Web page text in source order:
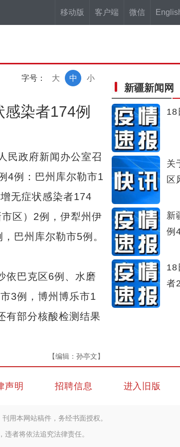
移动版 客户端 微信
字号： 小
中
大
染者174例
政府新闻办公室召
4例：巴州库尔勒市1
无症状感染者174
区）2例，伊犁州伊
巴州库尔勒市5例。
巴克区6例、水磨
3例，博州博乐市1
有部分核酸检测结果
【编辑：孙亭文】
新疆新闻网
18
关
区
新
例
18
者
声明 招聘信息 进入旧版
用本网站稿件，务经书面授权。
者将依法追究法律责任。